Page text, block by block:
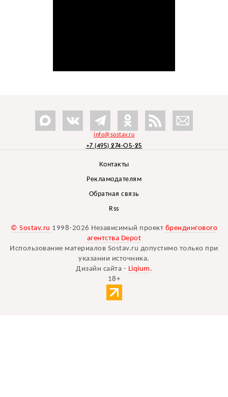
info@sostav.ru
+7 (495) 274-05-25
Контакты
Рекламодателям
Обратная связь
Rss
© Sostav.ru 1998-2026 Независимый проект брендингового
агентства Depot
Использование материалов Sostav.ru допустимо только при
указании источника.
Дизайн сайта - Liqium .
18+